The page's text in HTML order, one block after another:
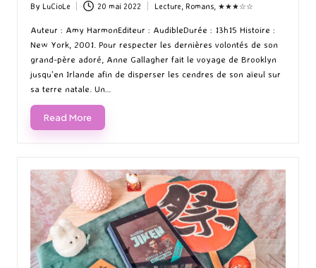
Posted
by
By LuCioLe 20 mai 2022
Posted
in
Lecture Romans, ★★★☆☆
Auteur : Amy HarmonEditeur : AudibleDurée : 13h15 Histoire :
New York, 2001. Pour respecter les dernières volontés de son
grand-père adoré, Anne Gallagher fait le voyage de Brooklyn
jusqu'en Irlande afin de disperser les cendres de son aïeul sur
sa terre natale. Un…
Read More